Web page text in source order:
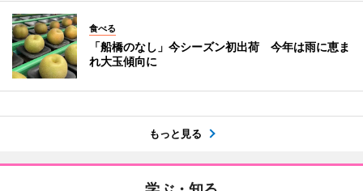
食べる
「船橋のなし」今シーズン初出荷 今年は雨に恵ま
れ大玉傾向に
もっと見る